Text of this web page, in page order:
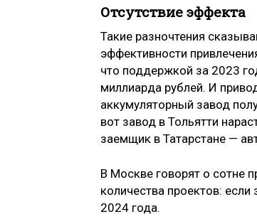
Отсутствие эффекта
Такие разночтения
эффективности
что поддержкой за 2023
миллиарда рублей. И
аккумуляторный завод
вот завод в Тольятти
заемщик в Татарстане —
В Москве говорят о сотне
количества проектов:
2024 года.